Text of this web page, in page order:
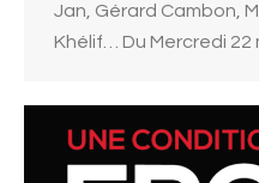
Jan, Gérard Cambon,
Khélif… Du Mercredi 22